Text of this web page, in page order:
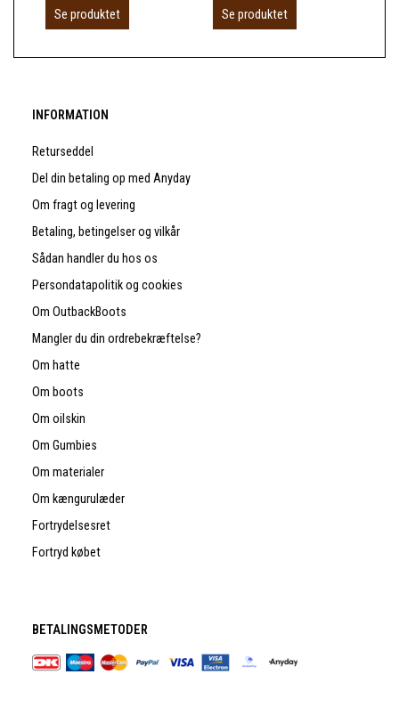
Se produktet Se produktet
INFORMATION
Returseddel
Del din betaling op med Anyday
Om fragt og levering
Betaling, betingelser og vilkår
Sådan handler du hos os
Persondatapolitik og cookies
Om OutbackBoots
Mangler du din ordrebekræftelse?
Om hatte
Om boots
Om oilskin
Om Gumbies
Om materialer
Om kængurulæder
Fortrydelsesret
Fortryd købet
BETALINGSMETODER